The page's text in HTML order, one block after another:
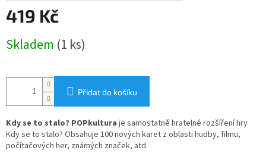
419 Kč
cena:
Skladem (1 ks)
Přidat do košíku
Kdy se to stalo? POPkultura je samostatně hratelné rozšíření hry
Kdy se to stalo? Obsahuje 100 nových karet z oblasti hudby, filmu,
počítačových her, známých značek, atd.